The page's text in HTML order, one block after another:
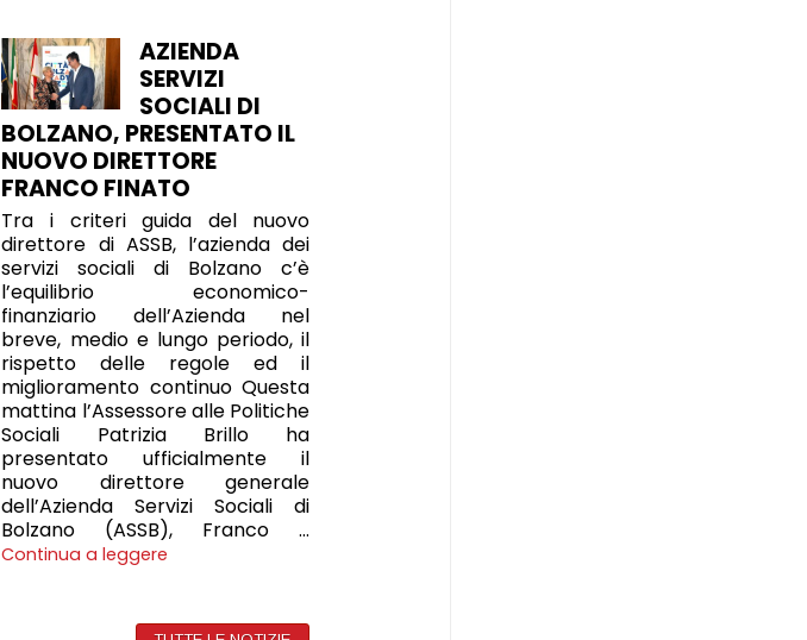
AZIENDA
SERVIZI
SOCIALI DI
BOLZANO, PRESENTATO IL
NUOVO DIRETTORE
FRANCO FINATO
Tra i criteri guida del nuovo
direttore di ASSB, l’azienda dei
servizi sociali di Bolzano c’è
l’equilibrio economico-
finanziario dell’Azienda nel
breve, medio e lungo periodo, il
rispetto delle regole ed il
miglioramento continuo Questa
mattina l’Assessore alle Politiche
Sociali Patrizia Brillo ha
presentato ufficialmente il
nuovo direttore generale
dell’Azienda Servizi Sociali di
Bolzano (ASSB), Franco …
Continua a leggere